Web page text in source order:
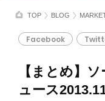
TOP BLOG
【まとめ】
ュース
Facebook